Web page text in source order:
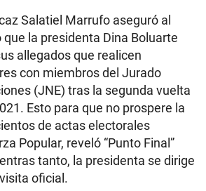
Salatiel Marrufo aseguró al
la presidenta Dina Boluarte
allegados que realicen
con miembros del Jurado
(JNE) tras la segunda vuelta
Esto para que no prospere la
de actas electorales
Popular, reveló “Punto Final”
tanto, la presidenta se dirige
oficial.